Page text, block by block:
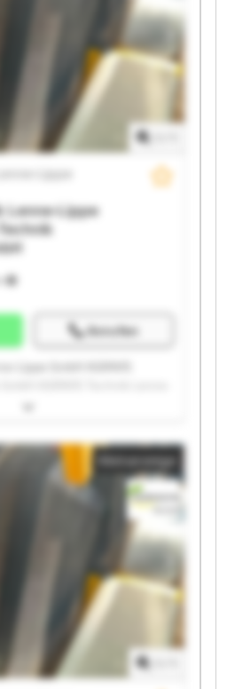
Lippe GmbH AGRAVIS
AGRAVIS Technik Lenne-
Technik Lenne-Lippe GmbH
Lippe GmbH AGRAVIS
AGRAVIS Technik Lenne-
Lenne-Lippe GmbH
Lippe
Lenne-Lippe
Anrufen
Lippe GmbH AGRAVIS
Technik Lenne-Lippe GmbH
AGRAVIS Technik Lenne-
Technik Lenne-Lippe GmbH
Lippe GmbH AGRAVIS
AGRAVIS Technik Lenne-
Technik Lenne-Lippe GmbH
Lippe GmbH AGRAVIS
AGRAVIS Technik Lenne-
Technik Lenne-Lippe GmbH
Lippe GmbH AGRAVIS
AGRAVIS Technik Lenne-
Lenne-Lippe GmbH
Kleinanzeige